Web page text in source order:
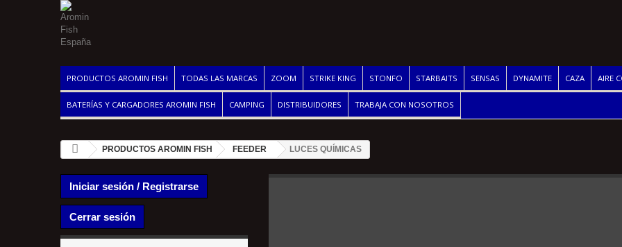
PRODUCTOS AROMIN FISH TODAS LAS MARCAS ZOOM STRIKE KING STONFO STARBAITS SENSAS DYNAMITE CAZA AIRE
BATERÍAS Y CARGADORES AROMIN FISH CAMPING DISTRIBUIDORES TRABAJA CON NOSOTROS
PRODUCTOS AROMIN FISH FEEDER LUCES QUÍMICAS
Iniciar sesión / Registrarse
Cerrar sesión